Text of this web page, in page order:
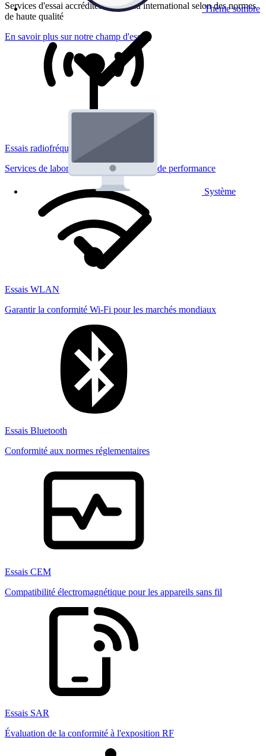
Thème sombre
Système
Services d'essai accrédités au niveau international selon des normes
de haute qualité
En savoir plus sur notre champ d'essais
Essais radiofréquences
Services de laboratoire réglementaires et de performance
Essais WLAN
Garantir la conformité Wi-Fi pour les marchés mondiaux
Essais Bluetooth
Conformité aux normes réglementaires
Essais CEM
Compatibilité électromagnétique pour les appareils sans fil
Essais SAR
Évaluation de la conformité à l'exposition RF